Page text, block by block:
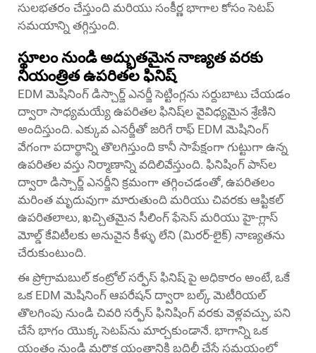
సులభతరం చేస్తుంది మరియు సంకీర్ణ భాగాల కోసం సెటప్
సమయాన్ని తగ్గిస్తుంది.
స్థూలం నుండి అద్భుతమైన నాణ్యత వరకు
నియంత్రిత ఉపరితల ఫినిష్
EDM మెషినింగ్ డిస్చార్జ్ ఎనర్జీ సెట్టింగ్లను సర్దుబాటు చేయడం
ద్వారా సాధ్యమయ్యే ఉపరితల ఫినిష్‌ల వైవిధ్యమైన శ్రేణిని
అందిస్తుంది. ఎక్కువ ఎనర్జీతో జరిగే రాఫ్ EDM మెషినింగ్
వేగంగా పదార్థాన్ని తొలగిస్తుంది కానీ సాపేక్షంగా గుట్టుగా ఉన్న
ఉపరితల వస్తు నిర్మాణాన్ని వదిలివేస్తుంది. ఫినిషింగ్ పాస్‌ల
ద్వారా డిస్చార్జ్ ఎనర్జీని క్రమంగా తగ్గించడంతో, ఉపరితలం
మరింత మృదువుగా మారుతుంది మరియు చివరకు ఆప్టికల్
ఉపరితలాలు, ఖచ్చితమైన సీలింగ్ ఫేసెస్ మరియు హై-గ్లాస్
మోల్డ్ కేవిటీలకు అనువైన కీళ్ళు లేని (మిరర్-లైక్) నాణ్యతను
చేరుకుంటుంది.
ఈ ప్రోగ్రామబుల్ కంట్రోల్ సర్ఫేస్ ఫినిష్ పై అధికారం అంటే, ఒకే
ఒక EDM మెషినింగ్ ఆపరేషన్ ద్వారా బల్క్ మెటీరియల్
తొలగింపు నుండి చివరి సర్ఫేస్ ఫినిషింగ్ వరకు వెళ్లవచ్చు, పని
చేసే భాగం యొక్క సెటప్‌ను మార్చకుండానే. భాగాన్ని ఒక
యంత్రం నుండి మరొక యంత్రానికి బదిలీ చేసే సమయంలో